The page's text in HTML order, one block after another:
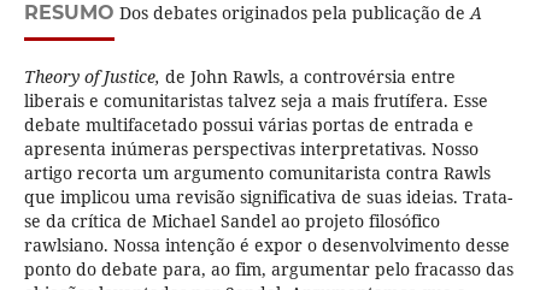
RESUMO Dos debates originados pela publicação deA
Theory of Justice, de John Rawls, a controvérsia entre
liberais e comunitaristas talvez seja a mais frutífera. Esse
debate multifacetado possui várias portas de entrada e
apresenta inúmeras perspectivas interpretativas. Nosso
artigo recorta um argumento comunitarista contra Rawls
que implicou uma revisão significativa de suas ideias. Trata-
se da crítica de Michael Sandel ao projeto filosófico
rawlsiano. Nossa intenção é expor o desenvolvimento desse
ponto do debate para, ao fim, argumentar pelo fracasso das